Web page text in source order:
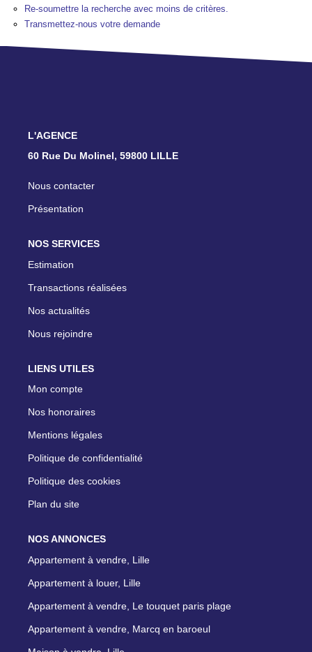
Re-soumettre la recherche avec moins de critères.
Transmettez-nous votre demande
L'AGENCE
60 Rue Du Molinel, 59800 LILLE
Nous contacter
Présentation
NOS SERVICES
Estimation
Transactions réalisées
Nos actualités
Nous rejoindre
LIENS UTILES
Mon compte
Nos honoraires
Mentions légales
Politique de confidentialité
Politique des cookies
Plan du site
NOS ANNONCES
Appartement à vendre, Lille
Appartement à louer, Lille
Appartement à vendre, Le touquet paris plage
Appartement à vendre, Marcq en baroeul